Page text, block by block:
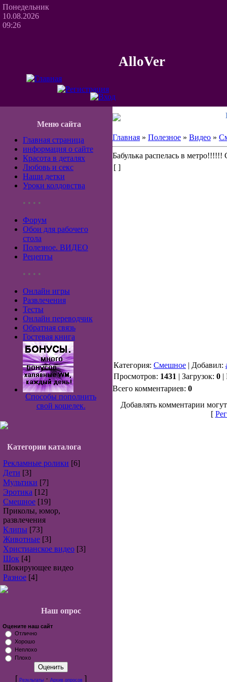
Понедельник
10.08.2026
09:26
AlloVer
Меню сайта
Главная страница
информация о сайте
Красота в деталях
Любовь и секс
Наши детки
Уроки колдовства
• • • •
Форум
Обои для рабочего
стола
Полезное. ВИДЕО
Рецепты
• • • •
Онлайн игры
Развлечения
Тесты
Онлайн переводчик
Обратная связь
Гостевая книга
Способы пополнить
свой кошелек.
Категории каталога
Рекламные ролики [6]
Дети [3]
Мультики [7]
Эротика [12]
Смешное [19]
Приколы, юмор,
развлечения
Клипы [73]
Животные [3]
Христианское видео [3]
Шок [4]
Шокирующее видео
Разное [4]
Наш опрос
Оцените наш сайт
Отлично
Хорошо
Неплохо
Плохо
[ Результаты· Архив опросов]
Главная » Полезное » Видео »
Бабулька распелась в метро!!!!!!
[ ]
Категория: Смешное | Добавил:
Просмотров: 1431 | Загрузок: 0 |
Всего комментариев: 0
Добавлять комментарии
[